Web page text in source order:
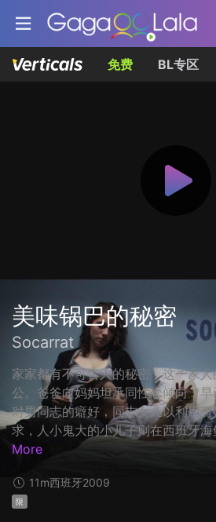
免费 BL专区
美味锅巴的秘密
Socarrat
家家都有不可告人的秘密，这一家
公。爸爸向妈妈坦承同性恋倾向，
对男同志的癖好，同志女儿以利用
求，人小鬼大的小儿子则在西班牙
More
11m西班牙2009
限